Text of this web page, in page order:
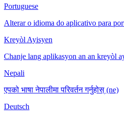
Alterar o idioma do
Kreyòl Ayisyen
Chanje lang aplikasyon
एपको भाषा नेपालीमा